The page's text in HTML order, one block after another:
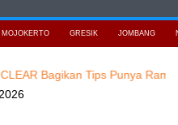
MOJOKERTO GRESIK JOMBANG
Tips Punya Rambut dan